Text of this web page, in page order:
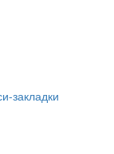
закладки